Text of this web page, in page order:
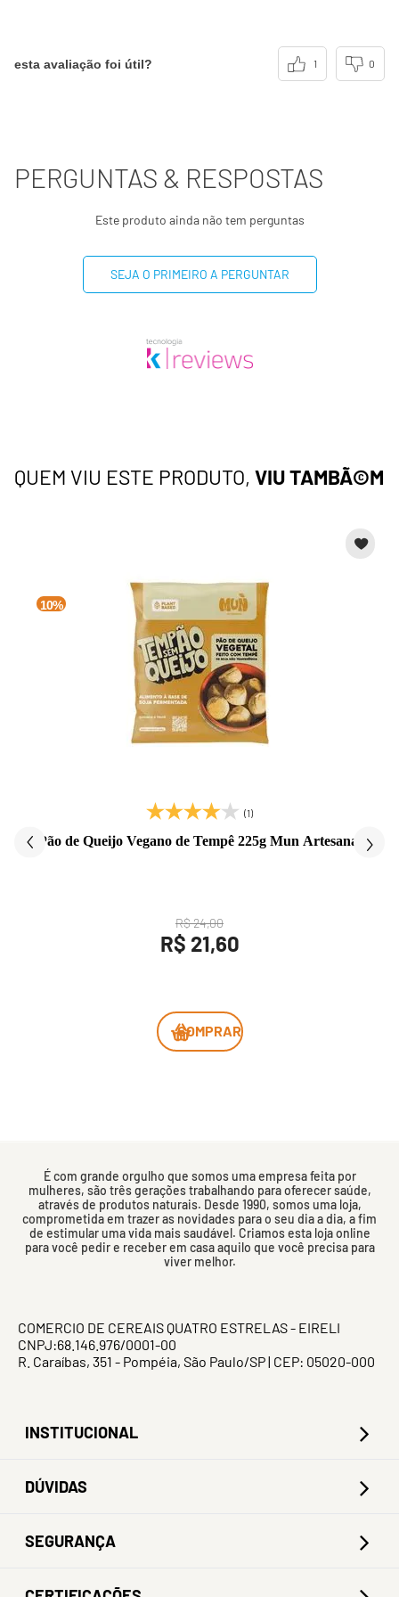
esta avaliação foi útil? 1 0
PERGUNTAS & RESPOSTAS
Este produto ainda não tem perguntas
SEJA O PRIMEIRO A PERGUNTAR
QUEM VIU ESTE PRODUTO, VIU TAMBÃ©M
10%
(1)
Pão de Queijo Vegano de Tempê 225g Mun Artesanal
R$ 24,00
R$ 21,60
COMPRAR
É com grande orgulho que somos uma empresa feita por
mulheres, são três gerações trabalhando para oferecer saúde,
através de produtos naturais. Desde 1990, somos uma loja,
comprometida em trazer as novidades para o seu dia a dia, a fim
de estimular uma vida mais saudável. Criamos esta loja online
para você pedir e receber em casa aquilo que você precisa para
viver melhor.
COMERCIO DE CEREAIS QUATRO ESTRELAS - EIRELI
CNPJ:68.146.976/0001-00
R. Caraíbas, 351 - Pompéia, São Paulo/SP | CEP: 05020-000
INSTITUCIONAL
DÚVIDAS
SEGURANÇA